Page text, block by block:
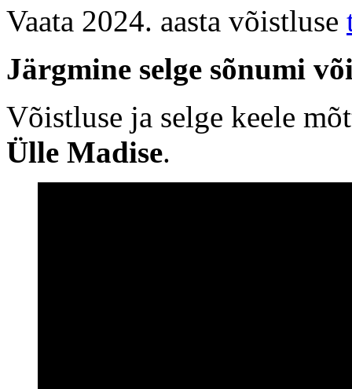
Vaata 2024. aasta võistluse
Järgmine selge sõnumi
Võistluse ja selge keele
Ülle Madise.